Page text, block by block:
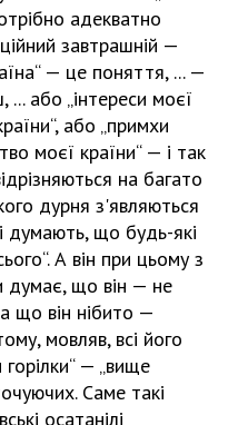
адекватно
завтрашній —
— це поняття, ... —
або „інтереси моєї
або „примхи
моєї країни“ — і так
на багато
дурня з'являються
думають, що будь-які
А він при цьому з
думає, що він — не
а що він нібито —
мовляв, всі його
— „вище
Саме такі
осатанілі